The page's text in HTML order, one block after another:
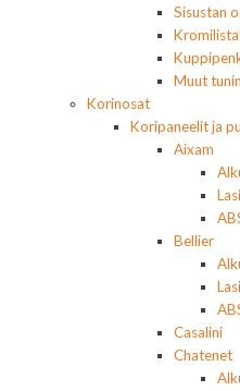
Sisustan
Muut
Korinosat
Koripaneelit ja
Aixam
Bellier
Casalini
Chatenet